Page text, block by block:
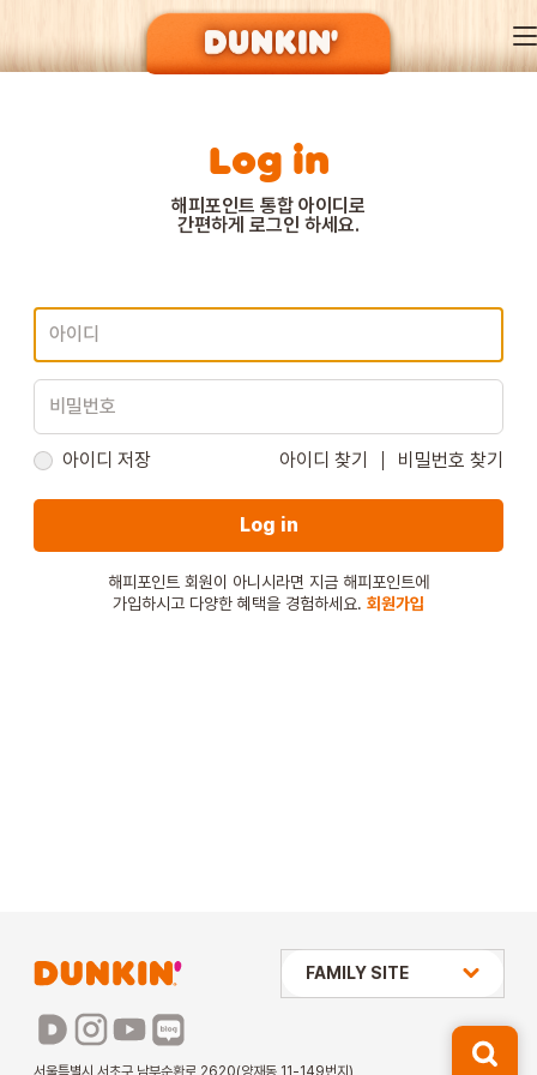
DUNKIN’ OF SEASON
MENU
EVENT
STORE
Log in
해피포인트 통합 아이디로
간편하게 로그인 하세요.
아이디 저장 아이디 찾기 비밀번호 찾기
Log in
해피포인트 회원이 아니시라면 지금 해피포인트에
가입하시고 다양한 혜택을 경험하세요. 회원가입
서울특별시 서초구 남부순환로 2620(양재동 11-149번지)
상미당 HOLDINGS
파리바게뜨
FAMILY SITE